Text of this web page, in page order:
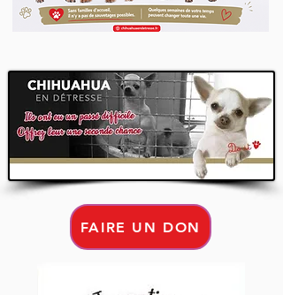
FAIRE UN DON